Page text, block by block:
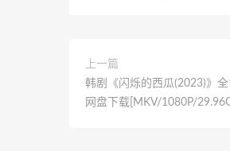
上一篇
韩剧《闪烁的西瓜(2023)》
网盘下载[MKV/1080P/